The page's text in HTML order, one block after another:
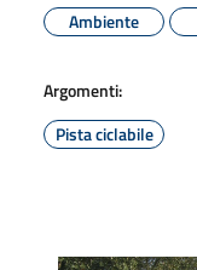
Ambiente
Argomenti:
Pista ciclabile